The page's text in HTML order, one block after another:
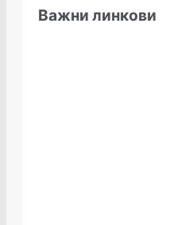
Важни линкови